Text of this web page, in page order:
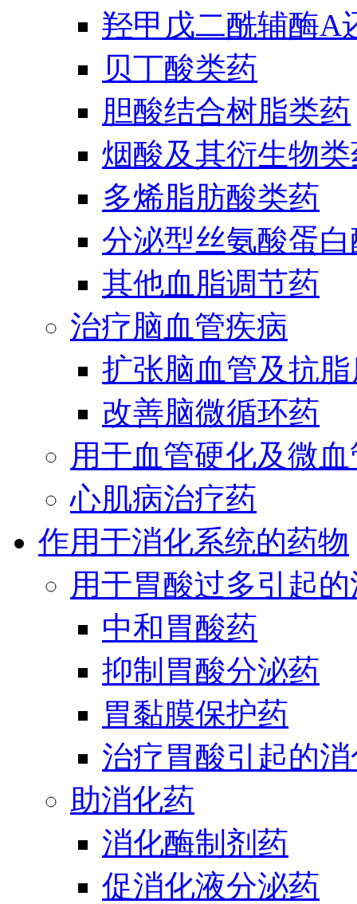
羟甲戊二酰辅酶A
贝丁酸类药
胆酸结合树脂类药
烟酸及其衍生物
多烯脂肪酸类药
分泌型丝氨酸蛋
其他血脂调节药
治疗脑血管疾病
扩张脑血管及抗
改善脑微循环药
用于血管硬化及微
心肌病治疗药
作用于消化系统的药物
用于胃酸过多引起
中和胃酸药
抑制胃酸分泌药
胃黏膜保护药
治疗胃酸引起的
助消化药
消化酶制剂药
促消化液分泌药